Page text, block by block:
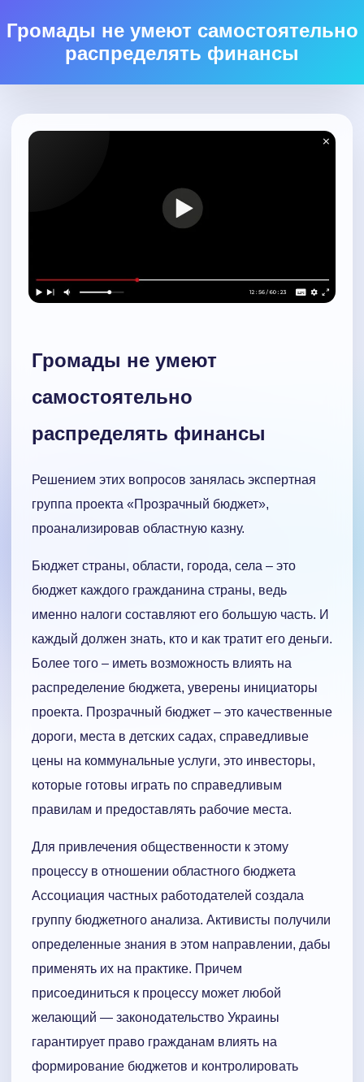
Громады не умеют самостоятельно
распределять финансы
Громады не умеют
самостоятельно
распределять финансы
Решением этих вопросов занялась экспертная
группа проекта «Прозрачный бюджет»,
проанализировав областную казну.
Бюджет страны, области, города, села – это
бюджет каждого гражданина страны, ведь
именно налоги составляют его большую часть. И
каждый должен знать, кто и как тратит его деньги.
Более того – иметь возможность влиять на
распределение бюджета, уверены инициаторы
проекта. Прозрачный бюджет – это качественные
дороги, места в детских садах, справедливые
цены на коммунальные услуги, это инвесторы,
которые готовы играть по справедливым
правилам и предоставлять рабочие места.
Для привлечения общественности к этому
процессу в отношении областного бюджета
Ассоциация частных работодателей создала
группу бюджетного анализа. Активисты получили
определенные знания в этом направлении, дабы
применять их на практике. Причем
присоединиться к процессу может любой
желающий — законодательство Украины
гарантирует право гражданам влиять на
формирование бюджетов и контролировать